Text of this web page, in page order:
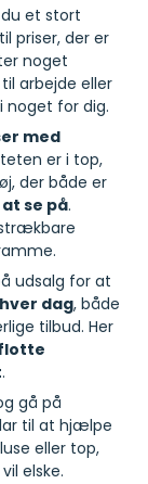
et stort
til priser, der er
noget
arbejde eller
noget for dig.
med
er i top,
der både er
se på.
udsalg for at
dag, både
tilbud. Her
.
gå på
til at hjælpe
eller top,
elske.